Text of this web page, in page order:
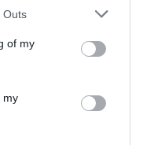
one or more Google
You may click to
its third-party tags to
in below Google
Outs
of my
my
Λάκη
στο
την
μάτια έφτασε στο